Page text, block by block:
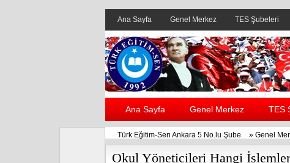
Ana Sayfa Genel Merkez TES Şubeleri
Ana Sayfa Genel Merkez TES
Türk Eğitim-Sen Ankara 5 No.lu Şube » Genel
Okul Yöneticileri Hangi